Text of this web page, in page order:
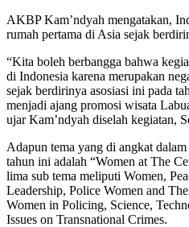
AKBP Kam’ndyah mengatakan,
rumah pertama di Asia sejak
“Kita boleh berbangga bahwa
di Indonesia karena merupakan
sejak berdirinya asosiasi ini pada
menjadi ajang promosi wisata
ujar Kam’ndyah diselah kegiatan,
Adapun tema yang di angkat
tahun ini adalah “Women at The
lima sub tema meliputi Women,
Leadership, Police Women and
Women in Policing, Science,
Issues on Transnational Crimes.